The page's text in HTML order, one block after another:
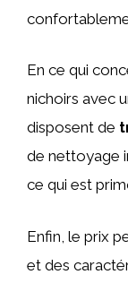
En ce qui
nichoirs avec
disposent de
de nettoyage
ce qui est
Enfin, le prix
et des